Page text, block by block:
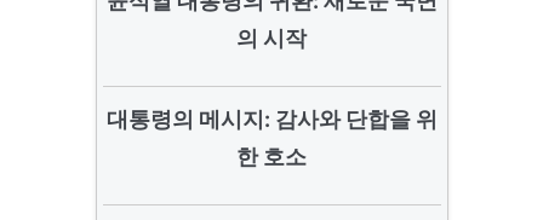
의 시작
대통령의 메시지: 감사와 단합을 위
한 호소